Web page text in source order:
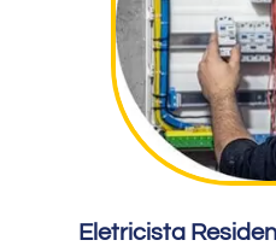
Eletricista